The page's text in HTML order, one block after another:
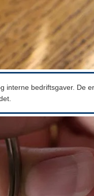
interne bedriftsgaver. De